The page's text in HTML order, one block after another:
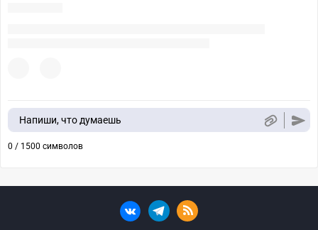
Напиши, что думаешь
0 / 1500 символов